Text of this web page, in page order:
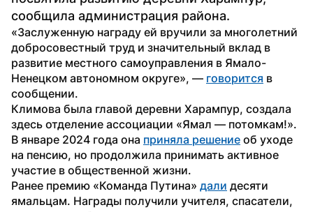
сообщила администрация района.
«Заслуженную награду ей вручили за многолетний
добросовестный труд и значительный вклад в
развитие местного самоуправления в Ямало-
Ненецком автономном округе», — говорится в
сообщении.
Климова была главой деревни Харампур, создала
здесь отделение ассоциации «Ямал — потомкам!».
В январе 2024 года она приняла решение об уходе
на пенсию, но продолжила принимать активное
участие в общественной жизни.
Ранее премию «Команда Путина» дали десяти
ямальцам. Награды получили учителя, спасатели,